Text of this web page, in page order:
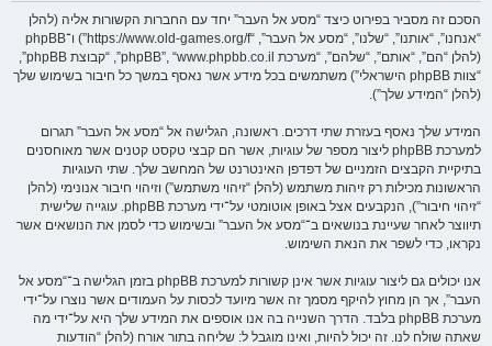
הסכם זה מסביר בפירוט כיצד “מסע אל העבר” יחד עם החברות הקשורות אליה (להלן
“אנחנו”, “אותנו”, “שלנו”, “מסע אל העבר”, “https://www.old-games.org/f”) ו־phpBB
(להלן “הם”, “אותם”, “שלהם”, “מערכת phpBB”, “www.phpbb.co.il”, “קבוצת phpBB”,
“צוות phpBB הישראלי”) משתמשים בכל מידע אשר נאסף במשך כל חיבור בשימוש שלך
(להלן “המידע שלך”).
המידע שלך נאסף בעזרת שתי דרכים. ראשונה, הגלישה אל “מסע אל העבר” תגרום
למערכת phpBB ליצור מספר של עוגיות, אשר הם קבצי טקסט קטנים אשר מאוחסנים
בתיקיית הקבצים הזמניים של דפדפן האינטרנט של המחשב שלך. שתי העוגיות
הראשונות מכילות רק זיהות משתמש (להלן “זיהוי משתמש”) וזיהוי חיבור אנונימי (להלן
“זיהוי חיבור”), הנקבעים אצל באופן אוטומטי על־ידי מערכת phpBB. עוגייה שלישית
תיווצר לאחר שעיינת בנושאים ב־“מסע אל העבר” ובשימוש כדי לסמן את הנושאים אשר
נקראו, כדי לשפר את הנאת השימוש.
אנו יכולים גם ליצור עוגיות אשר אינן קשורות למערכת phpBB בזמן הגלישה ב־“מסע אל
העבר”, אך הן מחוץ להיקף מסמך זה אשר מיועד לכסות על העמודים אשר נוצרו על־ידי
מערכת phpBB בלבד. הדרך השנייה בה אנו אוספים את המידע שלך היא על־ידי מה
שאתה שולח לנו. זה יכול להיות, ואינו מוגבל ל: שליחה בתור אורח (להלן “הודעות